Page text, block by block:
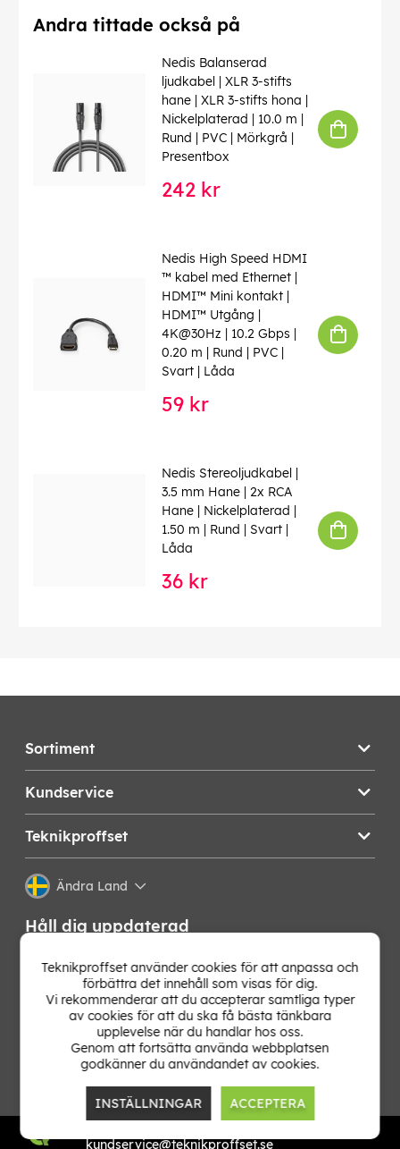
Andra tittade också på
Nedis Balanserad
ljudkabel | XLR 3-stifts
hane | XLR 3-stifts hona |
Nickelplaterad | 10.0 m |
Rund | PVC | Mörkgrå |
Presentbox
242 kr
Nedis High Speed ​​HDMI
™ kabel med Ethernet |
HDMI™ Mini kontakt |
HDMI™ Utgång |
4K@30Hz | 10.2 Gbps |
0.20 m | Rund | PVC |
Svart | Låda
59 kr
Nedis Stereoljudkabel |
3.5 mm Hane | 2x RCA
Hane | Nickelplaterad |
1.50 m | Rund | Svart |
Låda
36 kr
Sortiment
Kundservice
Teknikproffset
Ändra Land
Håll dig uppdaterad
Få de senaste nyheterna, hetaste erbjudandena och
bästa tipsen från oss direkt i din mejlkorg. Signa upp på
vårt nyhetsbrev!
kundservice@teknikproffset.se
Teknikproffset använder cookies för att anpassa och
förbättra det innehåll som visas för dig.
Vi rekommenderar att du accepterar samtliga typer
av cookies för att du ska få bästa tänkbara
upplevelse när du handlar hos oss.
Genom att fortsätta använda webbplatsen
godkänner du användandet av cookies.
INSTÄLLNINGAR ACCEPTERA